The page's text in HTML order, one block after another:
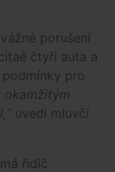
porušení
čtyři auta a
pro
okamžitým
uvedl mluvčí
řidič